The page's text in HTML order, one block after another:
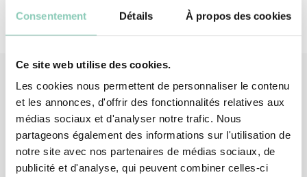
Consentement Détails À propos des cookies
Ce site web utilise des cookies.
Les cookies nous permettent de personnaliser le contenu
et les annonces, d'offrir des fonctionnalités relatives aux
médias sociaux et d'analyser notre trafic. Nous
partageons également des informations sur l'utilisation de
notre site avec nos partenaires de médias sociaux, de
publicité et d'analyse, qui peuvent combiner celles-ci
Produits associés